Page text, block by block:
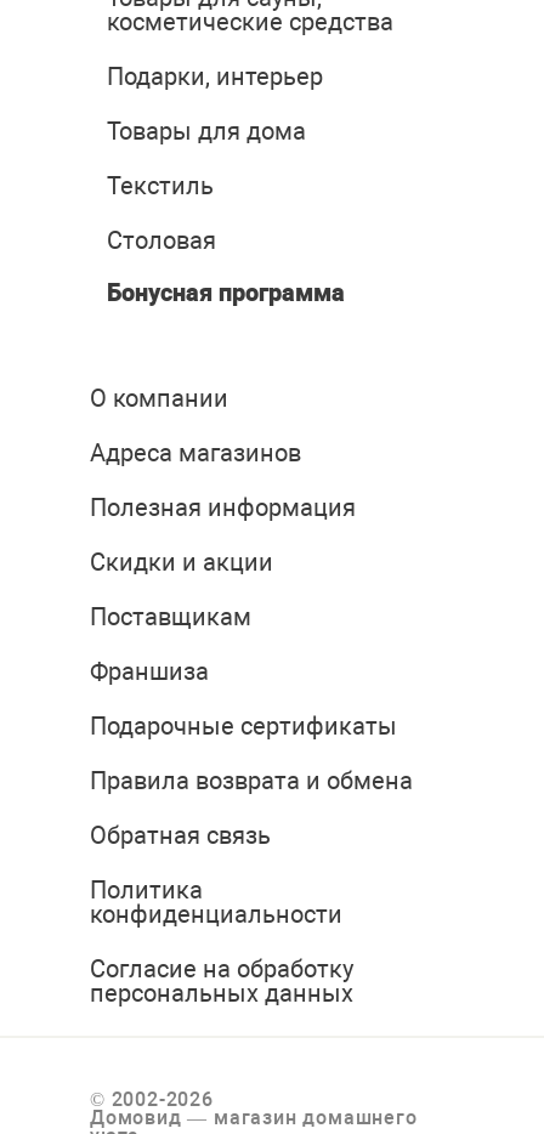
косметические средства
Подарки, интерьер
Товары для дома
Текстиль
Столовая
Бонусная программа
О компании
Адреса магазинов
Полезная информация
Скидки и акции
Поставщикам
Франшиза
Подарочные сертификаты
Правила возврата и обмена
Обратная связь
Политика
конфиденциальности
Согласие на обработку
персональных данных
© 2002-2026
Домовид — магазин домашнего